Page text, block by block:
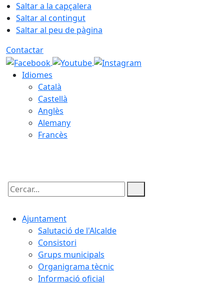
Saltar a la capçalera
Saltar al contingut
Saltar al peu de pàgina
Contactar
Idiomes
Català
Castellà
Anglès
Alemany
Francès
Cercar:
Ajuntament
Salutació de l'Alcalde
Consistori
Grups municipals
Organigrama tècnic
Informació oficial